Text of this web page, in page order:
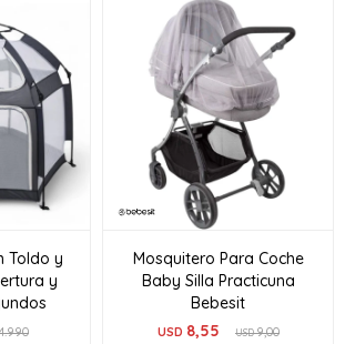
Toldo y
y
Mosquitero Para Coche
Baby Silla Practicuna
Bebesit
USD 8,55 USD9,00